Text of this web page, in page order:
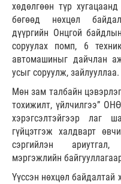
хөдөлгөөн түр
бөгөөд нөхцөл
дүүргийн Онцгой
соруулах помп, 6
автомашиныг дайчлан
усыг соруулж, зайлууллаа.
Мөн зам талбайн
тохижилт, үйлчилгээ”
хэрэгсэлтэйгээр лаг
гүйцэтгэж халдварт
сэргийлэн
мэргэжлийн
Үүссэн нөхцөл байдалтай